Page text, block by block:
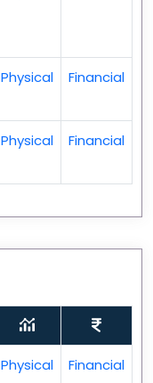
Physical Financial
Physical Financial
Physical Financial